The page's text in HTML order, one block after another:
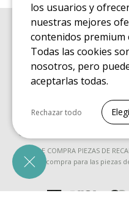
GUÍA DE COMPRA
Guía de compra para las camas
GUÍA DE INSTALACIÓN
Guía de montaje para la cama
Guía de mantenimiento de las
Guía de descubrimiento de las
GUÍA DE COMPRA PIEZAS DE
Guía de compra para las piezas
los usuarios y
nuestras mejores
contenidos premium
Todas las cookies
nosotros, pero
aceptarlas todas.
Seleccionar todo
Cookies necesarias
PrestaShop
Necesario para que
correctamente
Cookies de
Rechazar todo